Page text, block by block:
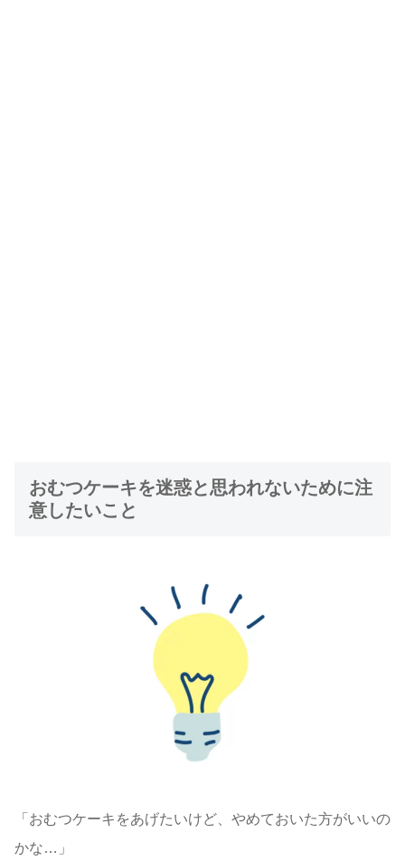
おむつケーキを迷惑と思われないために注
意したいこと
「おむつケーキをあげたいけど、やめておいた方がいいの
かな…」